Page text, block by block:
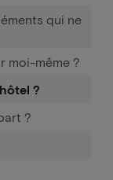
qui ne
moi-même ?
?
?